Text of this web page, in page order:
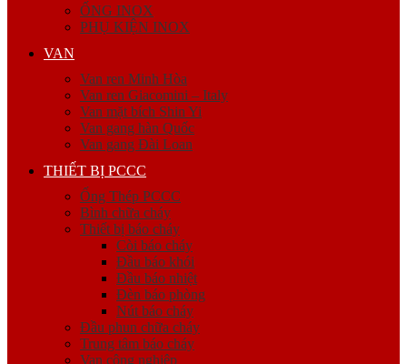
ỐNG INOX
PHỤ KIỆN INOX
VAN
Van ren Minh Hòa
Van ren Giacomini – Italy
Van mặt bích Shin Yi
Van gang hàn Quốc
Van gang Đài Loan
THIẾT BỊ PCCC
Ống Thép PCCC
Bình chữa cháy
Thiết bị báo cháy
Còi báo cháy
Đầu báo khói
Đầu báo nhiệt
Đèn báo phòng
Nút báo cháy
Đầu phun chữa cháy
Trung tâm báo cháy
Van công nghiệp